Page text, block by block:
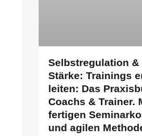
Selbstregulation &
Stärke: Trainings
leiten: Das
Coachs & Trainer.
fertigen
und agilen